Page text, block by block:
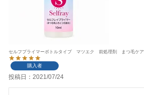
セルフプライマーボトルタイプ マツエク 前処理剤 まつ毛ケア
購入者
投稿日 2021/07/24